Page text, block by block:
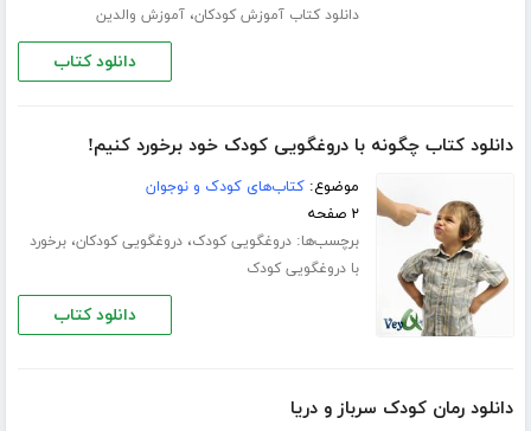
دانلود کتاب آموزش کودکان،آموزش والدین
دانلود کتاب
دانلود کتاب چگونه با دروغگویی کودک خود برخورد کنیم!
موضوع:کتاب‌های کودک و نوجوان
۲ صفحه
برچسب‌ها:دروغگویی کودک،دروغگویی کودکان،برخورد
با دروغگویی کودک
دانلود کتاب
دانلود رمان کودک سرباز و دریا